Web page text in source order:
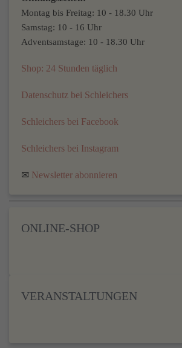
Montag bis Freitag: 10 - 18.30 Uhr
Samstag: 10 - 16 Uhr
Adventsamstage: 10 - 18.30 Uhr
Shop: 24 Stunden täglich
Datenschutz bei Schleichers
Schleichers bei Facebook
Schleichers bei Instagram
✉ Newsletter abonnieren
ONLINE-SHOP
VERANSTALTUNGEN